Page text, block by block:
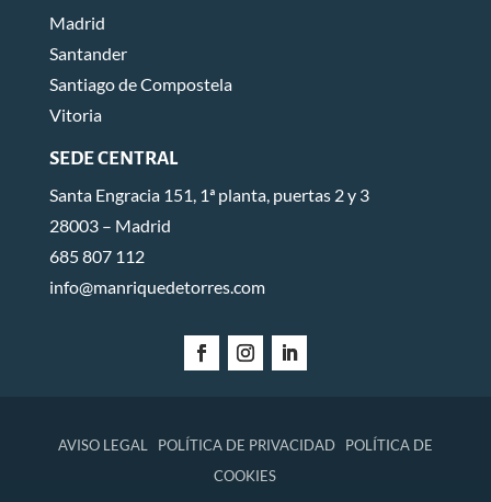
Madrid
Santander
Santiago de Compostela
Vitoria
SEDE CENTRAL
Santa Engracia 151, 1ª planta, puertas 2 y 3
28003 – Madrid
685 807 112
info@manriquedetorres.com
AVISO LEGAL POLÍTICA DE PRIVACIDAD
POLÍTICA DE
COOKIES